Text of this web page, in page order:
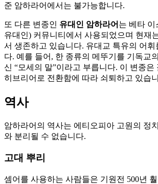
준 암하라어에서는 불가능합니다.
또 다른 변종인 유대인 암하라어 는 베타
유대인) 커뮤니티에서 사용되었으며 현재
서 생존하고 있습니다. 유대교 특유의 어휘
다. 예를 들어, 한 종류의 메뚜기를 기독교
신 “모세의 말”이라고 부릅니다. 이 변종은
히브리어로 전환함에 따라 쇠퇴하고 있습
역사
암하라어의 역사는 에티오피아 고원의 정
와 분리될 수 없습니다.
고대 뿌리
셈어를 사용하는 사람들은 기원전 500년